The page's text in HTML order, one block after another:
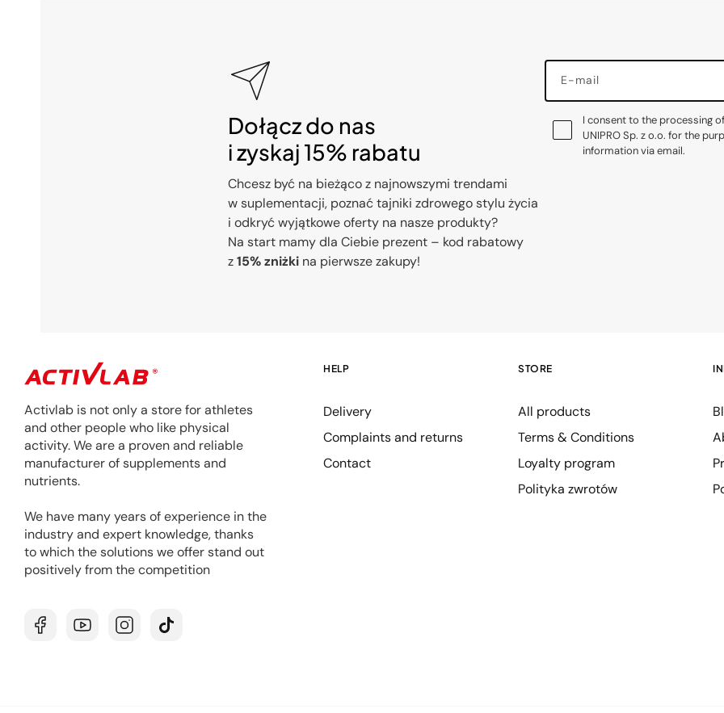
Dołącz do nas
i zyskaj 15% rabatu
Chcesz być na bieżąco z najnowszymi trendami
w suplementacji, poznać tajniki zdrowego stylu życia
i odkryć wyjątkowe oferty na nasze produkty?
Na start mamy dla Ciebie prezent – kod rabatowy
z15% zniżki na pierwsze zakupy!
E-mail
I consent to the processing
UNIPRO Sp. z o.o. for the
information via email.
Activlab is not only a store for athletes
and other people who like physical
activity. We are a proven and reliable
manufacturer of supplements and
nutrients.
We have many years of experience in the
industry and expert knowledge, thanks
to which the solutions we offer stand out
positively from the competition
FacebookYouTubeInstagramTikTok
HELP
Delivery
Complaints and returns
Contact
STORE
All products
Terms & Conditions
Loyalty program
Polityka zwrotów